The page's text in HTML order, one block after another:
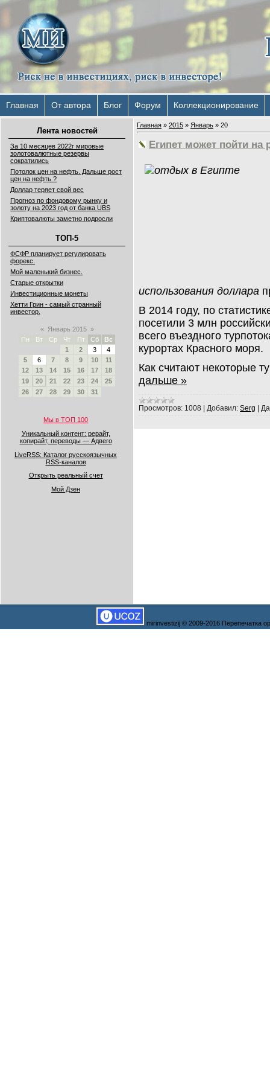
Главная От автора Блог Форум Коллекционирование
Лента новостей
За 10 месяцев 2022г мировые
золотовалютные резервы
сократились
Потолок цен на нефть. Дальше рост
цен на нефть ?
Доллар теряет свой вес
Прогноз по фондовому рынку и
золоту на 2023 год от банка UBS
Криптовалюты заметно подросли
ТОП-5
ФСФР планирует регулировать
форекс.
Мой маленький бизнес.
Старые открытки
Инвестиционные монеты
Хетти Грин - самый странный
инвестор.
« Январь 2015 »
Пн
Вт Ср Чт Пт Сб
Вс
1
2 3
4
5
6 7 8 9 10
11
12
13 14 15 16 17
18
19
20 21 22 23 24
25
26
27 28 29 30 31
Мы в ТОП 100
Уникальный контент: рерайт,
копирайт, переводы — Адвего
LiveRSS: Каталог русскоязычных
RSS-каналов
Открыть реальный счет
Мой Дзен
Главная » 2015 » Январь » 20
Египет может пойти на
использования доллара
В 2014 году, по
посетили 3 млн
всего въездного
курортах Красного моря.
Как считают некоторые
дальше »
Просмотров: 1008 Добавил: Serg
mirinvestizij © 2009-2016 Перепечатка